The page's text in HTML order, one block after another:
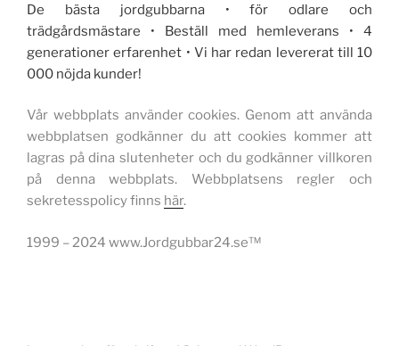
De bästa jordgubbarna • för odlare och
trädgårdsmästare • Beställ med hemleverans • 4
generationer erfarenhet • Vi har redan levererat till 10
000 nöjda kunder!
Vår webbplats använder cookies. Genom att använda
webbplatsen godkänner du att cookies kommer att
lagras på dina slutenheter och du godkänner villkoren
på denna webbplats. Webbplatsens regler och
sekretesspolicy finns här.
1999 – 2024 www.Jordgubbar24.se™